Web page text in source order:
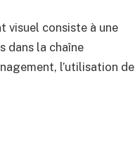
visuel consiste à une
dans la chaîne
l’utilisation de